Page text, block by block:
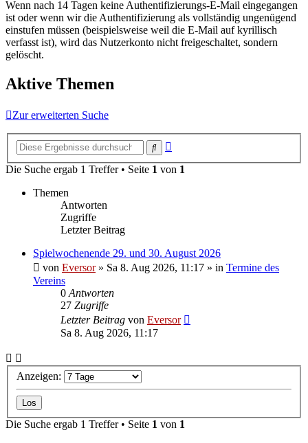
Wenn nach 14 Tagen keine Authentifizierungs-E-Mail eingegangen
ist oder wenn wir die Authentifizierung als vollständig ungenügend
einstufen müssen (beispielsweise weil die E-Mail auf kyrillisch
verfasst ist), wird das Nutzerkonto nicht freigeschaltet, sondern
gelöscht.
Aktive Themen
Zur erweiterten Suche
Suche
Die Suche ergab 1 Treffer • Seite 1 von 1
Themen
Antworten
Zugriffe
Letzter Beitrag
Spielwochenende 29. und 30. August 2026
von Eversor» Sa 8. Aug 2026, 11:17 » in Termine des
Vereins
0 Antworten
27 Zugriffe
Letzter Beitrag von Eversor
Sa 8. Aug 2026, 11:17
Anzeigen:
Die Suche ergab 1 Treffer • Seite 1 von 1